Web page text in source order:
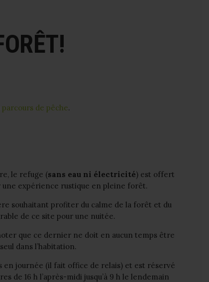
parcours de pêche.
le refuge (sans eau ni électricité) est offert
une expérience rustique en pleine forêt.
souhaitant profiter du calme de la forêt et du
de ce site pour une nuitée.
que ce dernier ne doit en aucun temps être
dans l’habitation.
en journée (il fait office de relais) et est réservé
de 16 h l’après-midi jusqu’à 9 h le lendemain